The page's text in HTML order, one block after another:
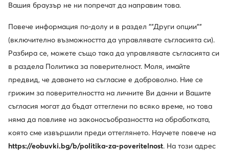
10% кешбек в MODIVOclub GOLD
онлайн, стационарно, през цялата година
Кешбекът се комбинира с всяка
промоция и разпродажба
Изтеглете приложение
Вашия браузър не ни попречат да направим това.
Повече информация по-долу и в раздел ""Други опции""
(включително възможността да управлявате съгласията си).
Разбира се, можете също така да управлявате съгласията си
в раздела Политика за поверителност. Моля, имайте
предвид, че даването на съгласие е доброволно. Ние се
грижим за поверителността на личните Ви данни и Вашите
съгласия могат да бъдат оттеглени по всяко време, но това
няма да повлияе на законосъобразността на обработката,
която сме извършили преди оттеглянето. Научете повече на
https://eobuvki.bg/b/politika-za-poveritelnost. На този адрес